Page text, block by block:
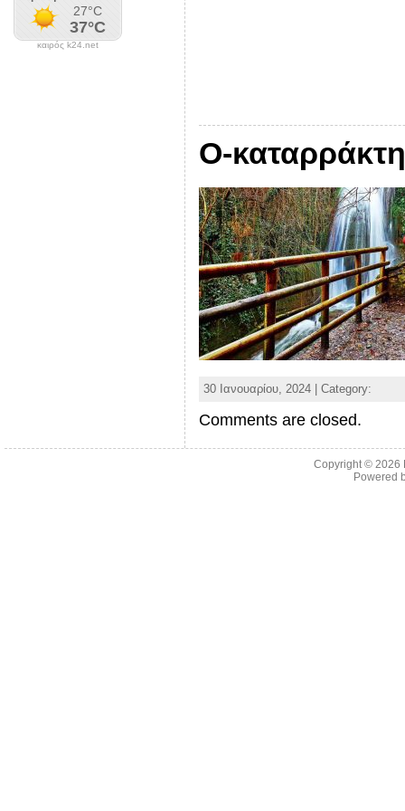
καιρός k24.net
Ο-
30 Ιανουαρίου, 2024 | Category:
Comments are closed.
Copyright © 2026
Powered